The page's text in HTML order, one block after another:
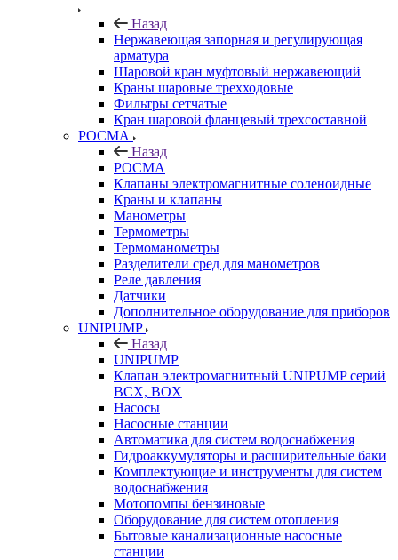
Назад
Нержавеющая запорная и регулирующая
арматура
Шаровой кран муфтовый нержавеющий
Краны шаровые трехходовые
Фильтры сетчатые
Кран шаровой фланцевый трехсоставной
РОСМА
Назад
РОСМА
Клапаны электромагнитные соленоидные
Краны и клапаны
Манометры
Термометры
Термоманометры
Разделители сред для манометров
Реле давления
Датчики
Дополнительное оборудование для приборов
UNIPUMP
Назад
UNIPUMP
Клапан электромагнитный UNIPUMP серий
BCX, BOX
Насосы
Насосные станции
Автоматика для систем водоснабжения
Гидроаккумуляторы и расширительные баки
Комплектующие и инструменты для систем
водоснабжения
Мотопомпы бензиновые
Оборудование для систем отопления
Бытовые канализационные насосные
станции